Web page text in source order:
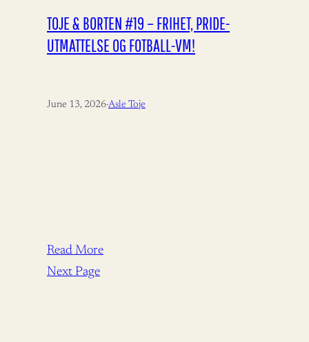
TOJE & BORTEN #19 – FRIHET, PRIDE-
UTMATTELSE OG FOTBALL-VM!
June 13, 2026·Asle Toje
Read More
Next Page